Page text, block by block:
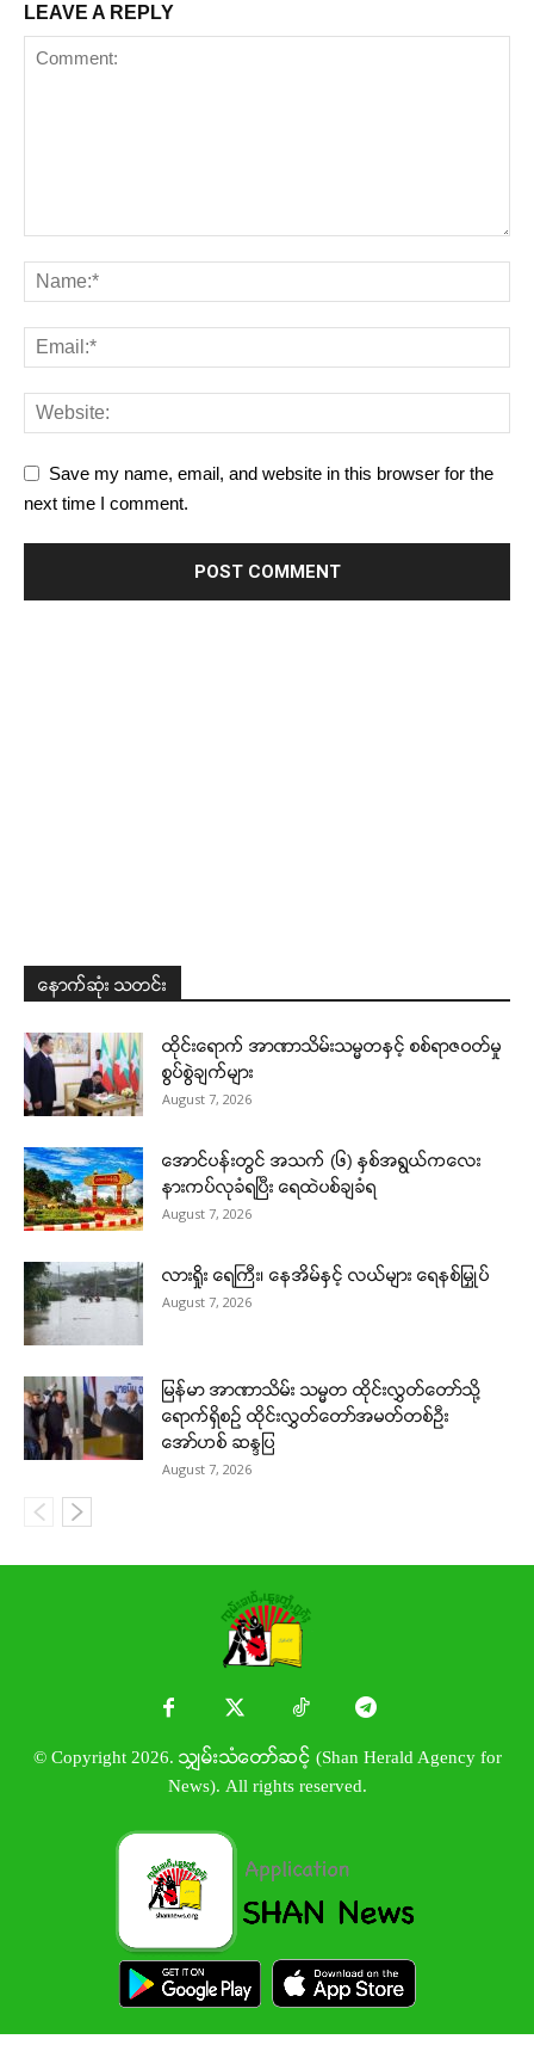
LEAVE A REPLY
Save my name, email, and website in this browser for the
next time I comment.
နောက်ဆုံး သတင်း
ထိုင်းရောက် အာဏာသိမ်းသမ္မတနှင့် စစ်ရာဇဝတ်မှု
စွပ်စွဲချက်များ
August 7, 2026
အောင်ပန်းတွင် အသက် (၆) နှစ်အရွယ်ကလေး
နားကပ်လုခံရပြီး ရေထဲပစ်ချခံရ
August 7, 2026
လားရှိုး ရေကြီး၊ နေအိမ်နှင့် လယ်များ ရေနစ်မြှုပ်
August 7, 2026
မြန်မာ အာဏာသိမ်း သမ္မတ ထိုင်းလွှတ်တော်သို့
ရောက်ရှိစဉ် ထိုင်းလွှတ်တော်အမတ်တစ်ဦး
အော်ဟစ် ဆန္ဒပြ
August 7, 2026
© Copyright 2026. သျှမ်းသံတော်ဆင့် (Shan Herald Agency for
News). All rights reserved.